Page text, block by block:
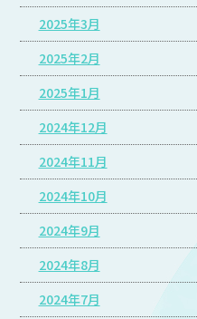
2025年3月
2025年2月
2025年1月
2024年12月
2024年11月
2024年10月
2024年9月
2024年8月
2024年7月